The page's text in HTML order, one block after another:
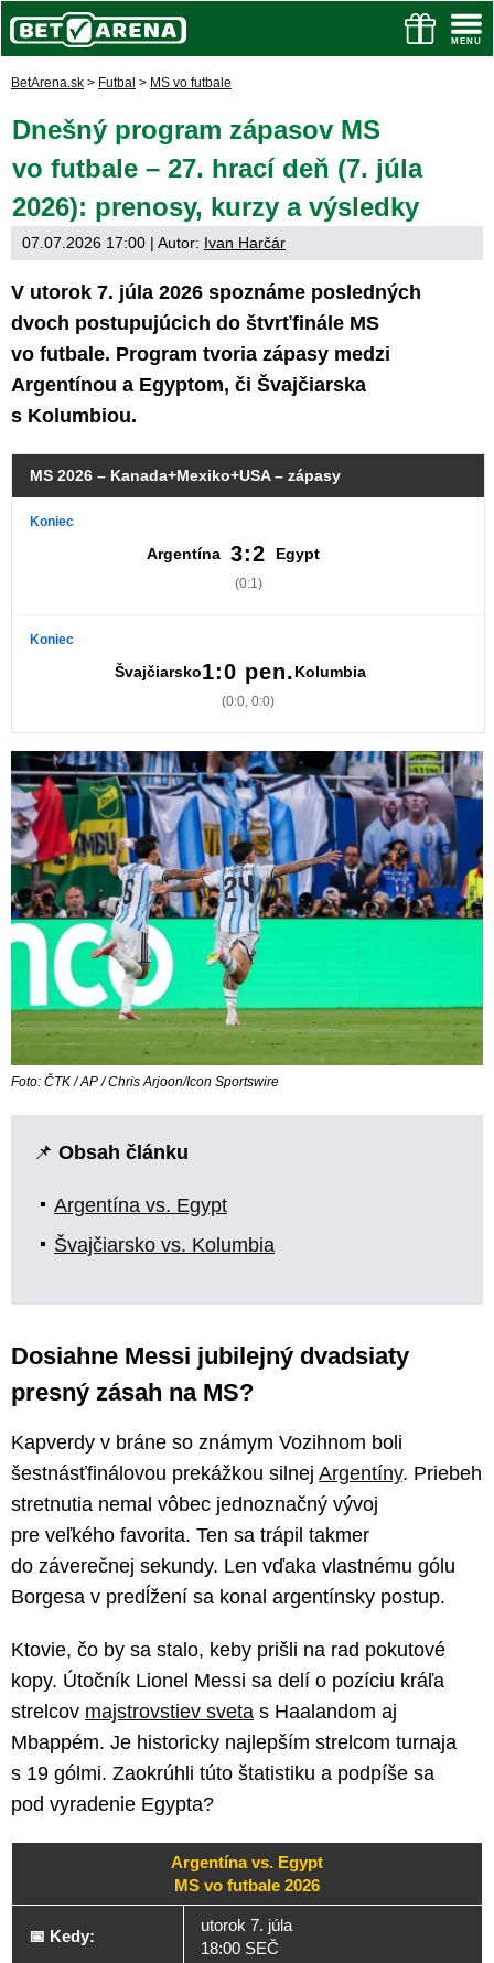
BetArena.sk > Futbal > MS vo futbale
Dnešný program zápasov MS
vo futbale – 27. hrací deň (7. júla
2026): prenosy, kurzy a výsledky
07.07.2026 17:00 | Autor: Ivan Harčár
V utorok 7. júla 2026 spoznáme posledných
dvoch postupujúcich do štvrťfinále MS
vo futbale. Program tvoria zápasy medzi
Argentínou a Egyptom, či Švajčiarska
s Kolumbiou.
MS 2026 – Kanada+Mexiko+USA – zápasy
Koniec
Argentína 3:2 Egypt
(0:1)
Koniec
Švajčiarsko1:0 pen.Kolumbia
(0:0, 0:0)
Foto: ČTK / AP / Chris Arjoon/Icon Sportswire
📌 Obsah článku
Argentína vs. Egypt
Švajčiarsko vs. Kolumbia
Dosiahne Messi jubilejný dvadsiaty
presný zásah na MS?
Kapverdy v bráne so známym Vozihnom boli
šestnásťfinálovou prekážkou silnej Argentíny. Priebeh
stretnutia nemal vôbec jednoznačný vývoj
pre veľkého favorita. Ten sa trápil takmer
do záverečnej sekundy. Len vďaka vlastnému gólu
Borgesa v predĺžení sa konal argentínsky postup.
Ktovie, čo by sa stalo, keby prišli na rad pokutové
kopy. Útočník Lionel Messi sa delí o pozíciu kráľa
strelcov majstrovstiev sveta s Haalandom aj
Mbappém. Je historicky najlepším strelcom turnaja
s 19 gólmi. Zaokrúhli túto štatistiku a podpíše sa
pod vyradenie Egypta?
Argentína vs. Egypt
MS vo futbale 2026
📅 Kedy:
utorok 7. júla
18:00 SEČ